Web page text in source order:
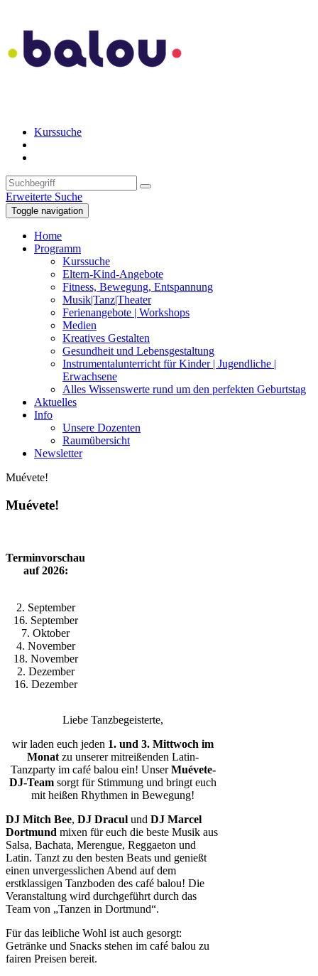
Kurssuche
Erweiterte Suche
Toggle navigation
Home
Programm
Kurssuche
Eltern-Kind-Angebote
Fitness, Bewegung, Entspannung
Musik|Tanz|Theater
Ferienangebote | Workshops
Medien
Kreatives Gestalten
Gesundheit und Lebensgestaltung
Instrumentalunterricht für Kinder | Jugendliche |
Erwachsene
Alles Wissenswerte rund um den perfekten Geburtstag
Aktuelles
Info
Unsere Dozenten
Raumübersicht
Newsletter
Muévete!
Muévete!
Terminvorschau
auf 2026:
2. September
16. September
7. Oktober
4. November
18. November
2. Dezember
16. Dezember
Liebe Tanzbegeisterte,
wir laden euch jeden 1. und 3. Mittwoch im
Monatzu unserer mitreißenden Latin-
Tanzparty im café balou ein! UnserMuévete-
DJ-Team sorgt für Stimmung und bringt euch
mit heißen Rhythmen in Bewegung!
DJ Mitch Bee, DJ Dracul und DJ Marcel
Dortmund mixen für euch die beste Musik aus
Salsa, Bachata, Merengue, Reggaeton und
Latin. Tanzt zu den besten Beats und genießt
einen unvergesslichen Abend auf dem
erstklassigen Tanzboden des café balou! Die
Veranstaltung wird durchgeführt durch das
Team von „Tanzen in Dortmund“.
Für das leibliche Wohl ist auch gesorgt:
Getränke und Snacks stehen im café balou zu
fairen Preisen bereit.